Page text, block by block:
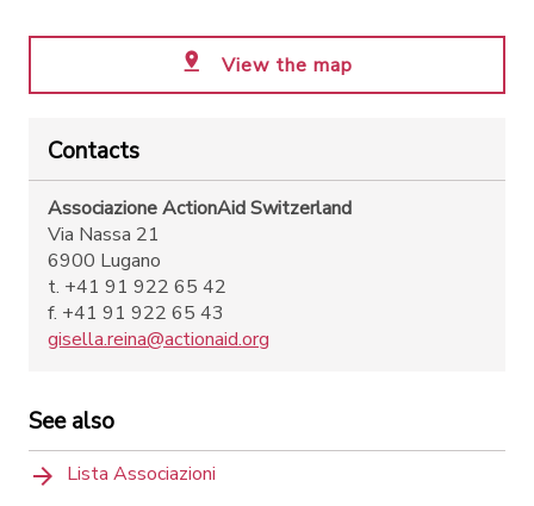
View the map
Contacts
Associazione ActionAid Switzerland
Via Nassa 21
6900 Lugano
t. +41 91 922 65 42
f. +41 91 922 65 43
gisella.reina@actionaid.org
See also
Lista Associazioni